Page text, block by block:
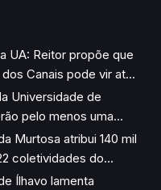
UA: Reitor propõe que
dos Canais pode vir até
Universidade de
pelo menos uma
IA incorporada por
Murtosa atribui 140 mil
coletividades do
Ílhavo lamenta